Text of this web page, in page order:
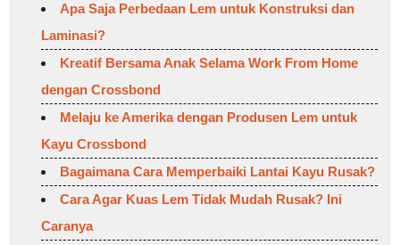
Apa Saja Perbedaan Lem untuk Konstruksi dan
Laminasi?
Kreatif Bersama Anak Selama Work From Home
dengan Crossbond
Melaju ke Amerika dengan Produsen Lem untuk
Kayu Crossbond
Bagaimana Cara Memperbaiki Lantai Kayu Rusak?
Cara Agar Kuas Lem Tidak Mudah Rusak? Ini
Caranya